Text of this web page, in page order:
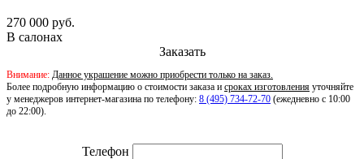
270 000 руб.
В салонах
Заказать
Внимание: Данное украшение можно приобрести только на заказ.
Более подробную информацию о стоимости заказа и сроках изготовления уточняйте
у менеджеров интернет-магазина по телефону: 8 (495) 734-72-70 (ежедневно с 10:00
до 22:00).
Телефон